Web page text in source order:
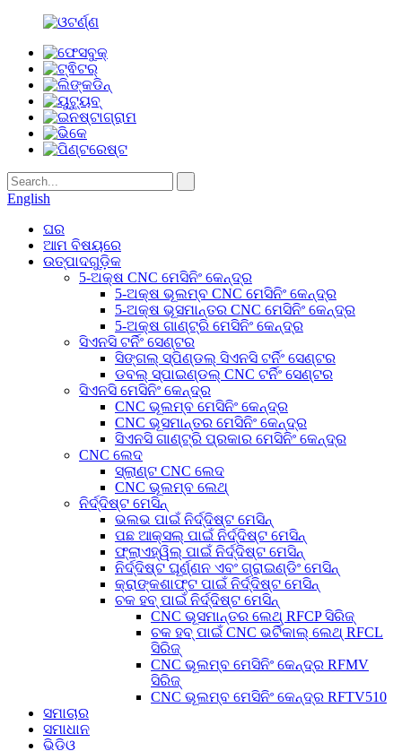
English
ଘର
ଆମ ବିଷୟରେ
ଉତ୍ପାଦଗୁଡ଼ିକ
5-ଅକ୍ଷ CNC ମେସିନିଂ କେନ୍ଦ୍ର
5-ଅକ୍ଷ ଭୂଲମ୍ବ CNC ମେସିନିଂ କେନ୍ଦ୍ର
5-ଅକ୍ଷ ଭୂସମାନ୍ତର CNC ମେସିନିଂ କେନ୍ଦ୍ର
5-ଅକ୍ଷ ଗାଣ୍ଟ୍ରି ମେସିନିଂ କେନ୍ଦ୍ର
ସିଏନସି ଟର୍ନିଂ ସେଣ୍ଟର
ସିଙ୍ଗଲ୍ ସ୍ପିଣ୍ଡଲ୍ ସିଏନସି ଟର୍ନିଂ ସେଣ୍ଟର
ଡବଲ୍ ସ୍ପାଇଣ୍ଡଲ୍ CNC ଟର୍ନିଂ ସେଣ୍ଟର
ସିଏନସି ମେସିନିଂ କେନ୍ଦ୍ର
CNC ଭୂଲମ୍ବ ମେସିନିଂ କେନ୍ଦ୍ର
CNC ଭୂସମାନ୍ତର ମେସିନିଂ କେନ୍ଦ୍ର
ସିଏନସି ଗାଣ୍ଟ୍ରି ପ୍ରକାର ମେସିନିଂ କେନ୍ଦ୍ର
CNC ଲେଦ
ସ୍ଲାଣ୍ଟ CNC ଲେଦ
CNC ଭୂଲମ୍ବ ଲେଥ୍
ନିର୍ଦ୍ଦିଷ୍ଟ ମେସିନ୍
ଭଲଭ ପାଇଁ ନିର୍ଦ୍ଦିଷ୍ଟ ମେସିନ୍
ପଛ ଆକ୍ସଲ୍ ପାଇଁ ନିର୍ଦ୍ଦିଷ୍ଟ ମେସିନ୍
ଫ୍ଲାଏହ୍ୱିଲ୍ ପାଇଁ ନିର୍ଦ୍ଦିଷ୍ଟ ମେସିନ୍
ନିର୍ଦ୍ଦିଷ୍ଟ ଘୂର୍ଣ୍ଣନ ଏବଂ ଗ୍ରାଇଣ୍ଡିଂ ମେସିନ୍
କ୍ରାଙ୍କଶାଫ୍ଟ ପାଇଁ ନିର୍ଦ୍ଦିଷ୍ଟ ମେସିନ୍
ଚକ ହବ୍ ପାଇଁ ନିର୍ଦ୍ଦିଷ୍ଟ ମେସିନ୍
CNC ଭୂସମାନ୍ତର ଲେଥ୍ RFCP ସିରିଜ୍
ଚକ ହବ୍ ପାଇଁ CNC ଭର୍ଟିକାଲ୍ ଲେଥ୍ RFCL
ସିରିଜ୍
CNC ଭୂଲମ୍ବ ମେସିନିଂ କେନ୍ଦ୍ର RFMV
ସିରିଜ୍
CNC ଭୂଲମ୍ବ ମେସିନିଂ କେନ୍ଦ୍ର RFTV510
ସମାଚାର
ସମାଧାନ
ଭିଡିଓ